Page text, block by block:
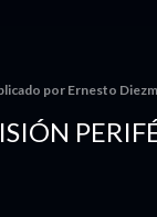
porErnesto